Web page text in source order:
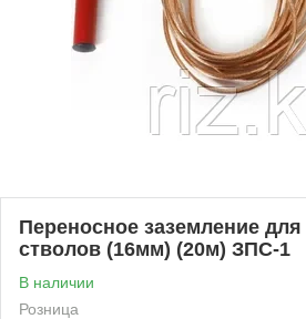
Переносное заземление
стволов (16мм) (20м) ЗПС-1
В наличии
Розница